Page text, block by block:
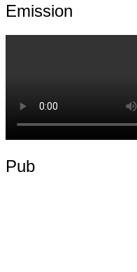
Emission
Pub